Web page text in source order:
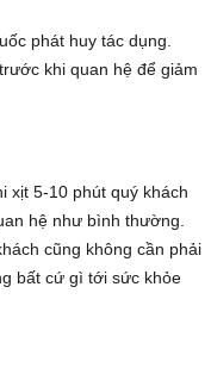
phát huy tác dụng.
khi quan hệ để giảm
xịt 5-10 phút quý khách
hệ như bình thường.
cũng không cần phải
bất cứ gì tới sức khỏe